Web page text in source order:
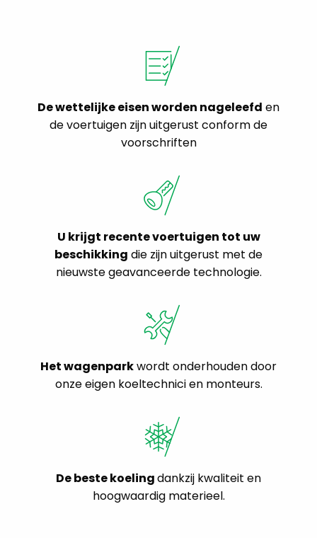
De wettelijke eisen worden nageleefd en
de voertuigen zijn uitgerust conform de
voorschriften
U krijgt recente voertuigen tot uw
beschikking die zijn uitgerust met de
nieuwste geavanceerde technologie.
Het wagenparkwordt onderhouden door
onze eigen koeltechnici en monteurs.
De beste koelingdankzij kwaliteit en
hoogwaardig materieel.